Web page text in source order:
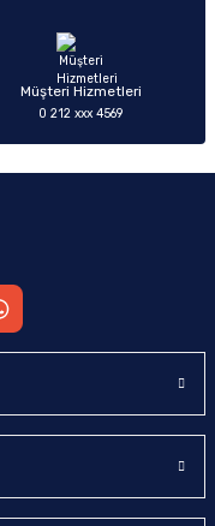
Müşteri Hizmetleri
0 212 xxx 4569